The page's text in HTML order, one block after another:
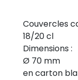
Couvercles
18/20 cl
Dimensions :
Ø 70 mm
en carton